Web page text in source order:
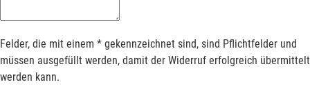
Felder, die mit einem * gekennzeichnet sind, sind Pflichtfelder und
müssen ausgefüllt werden, damit der Widerruf erfolgreich übermittelt
werden kann.